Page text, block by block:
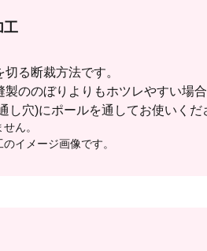
工
る断裁方法です。
製ののぼりよりもホツレやすい場
し穴)にポールを通してお使いくだ
ん。
イメージ画像です。